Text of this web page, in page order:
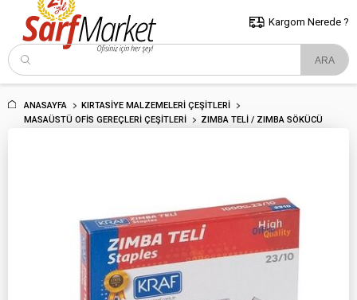
5000 TL ve Üzeri Alışverişlerde İstanbul İçi Kargo Bedava!
ve Trakya İçin Tıklayın..
Kargom Nerede ?
ANASAYFA
KIRTASIYE MALZEMELERI ÇEŞITLERI
MASAÜSTÜ OFIS GEREÇLERI ÇEŞITLERI
ZIMBA TELI / ZIMBA SÖKÜCÜ